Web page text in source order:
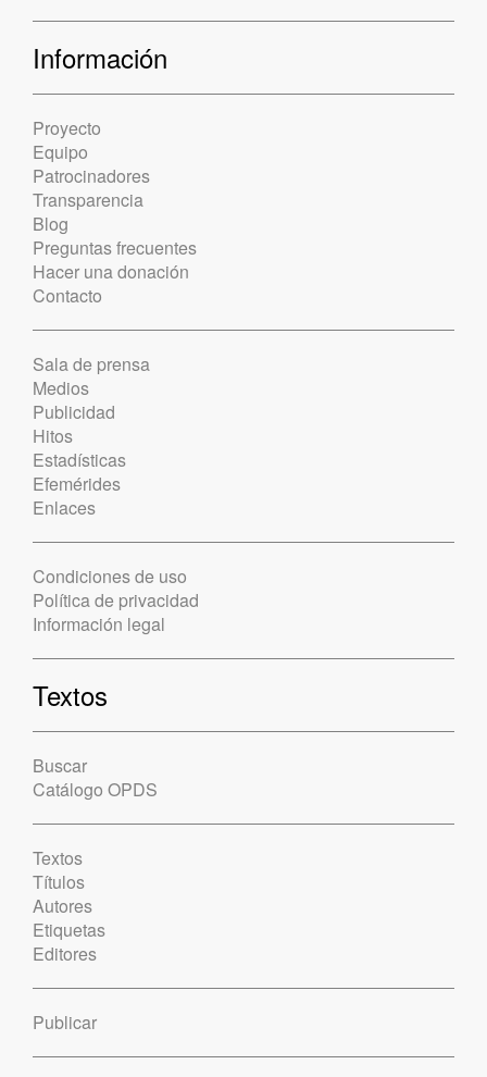
Información
Proyecto
Equipo
Patrocinadores
Transparencia
Blog
Preguntas frecuentes
Hacer una donación
Contacto
Sala de prensa
Medios
Publicidad
Hitos
Estadísticas
Efemérides
Enlaces
Condiciones de uso
Política de privacidad
Información legal
Textos
Buscar
Catálogo OPDS
Textos
Títulos
Autores
Etiquetas
Editores
Publicar